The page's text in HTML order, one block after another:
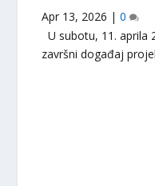
Apr 13, 2026 |0
U subotu, 11. aprila
završni događaj